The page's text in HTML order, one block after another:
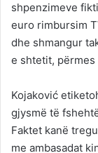
shpenzimeve
euro rimbursim
dhe shmangur
e shtetit, përmes
Kojaković
gjysmë të
Faktet kanë
me ambasadat